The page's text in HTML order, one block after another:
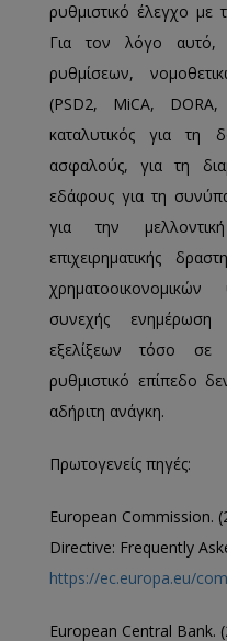
ρυθμιστικό έλεγχο με
Για τον λόγο αυτό,
ρυθμίσεων,
(PSD2, MiCA,
καταλυτικός για τη
ασφαλούς, για τη
εδάφους για τη
για την
επιχειρηματικής
συνεχής
εξελίξεων τόσο
ρυθμιστικό επίπεδο
αδήριτη ανάγκη.
Πρωτογενείς πηγές:
European Commission.
Directive: Frequently
https://ec.europa.eu/
European Central Bank.